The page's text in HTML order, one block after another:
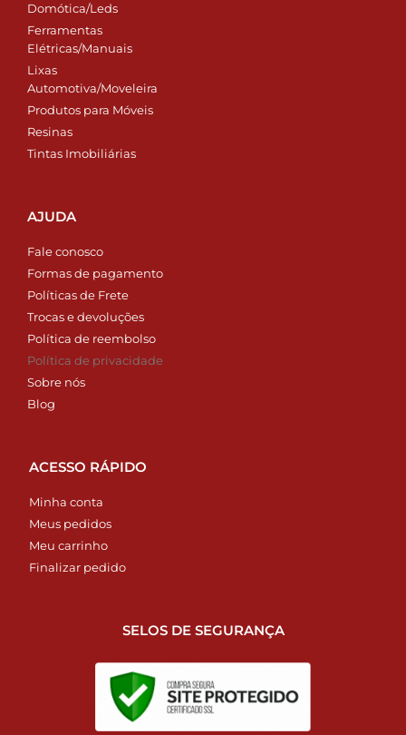
Domótica/Leds
Ferramentas
Elétricas/Manuais
Lixas
Automotiva/Moveleira
Produtos para Móveis
Resinas
Tintas Imobiliárias
AJUDA
Fale conosco
Formas de pagamento
Políticas de Frete
Trocas e devoluções
Política de reembolso
Política de privacidade
Sobre nós
Blog
ACESSO RÁPIDO
Minha conta
Meus pedidos
Meu carrinho
Finalizar pedido
SELOS DE SEGURANÇA